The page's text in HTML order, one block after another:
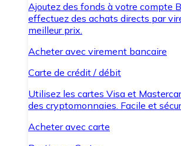
Ajoutez des fonds à votre compte
effectuez des achats directs par
meilleur prix.
Acheter avec virement bancaire
Carte de crédit / débit
Utilisez les cartes Visa et
des cryptomonnaies. Facile et
Acheter avec carte